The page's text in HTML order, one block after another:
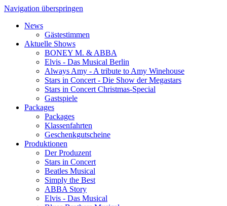
Navigation überspringen
News
Gästestimmen
Aktuelle Shows
BONEY M. & ABBA
Elvis - Das Musical Berlin
Always Amy - A tribute to Amy Winehouse
Stars in Concert - Die Show der Megastars
Stars in Concert Christmas-Special
Gastspiele
Packages
Packages
Klassenfahrten
Geschenkgutscheine
Produktionen
Der Produzent
Stars in Concert
Beatles Musical
Simply the Best
ABBA Story
Elvis - Das Musical